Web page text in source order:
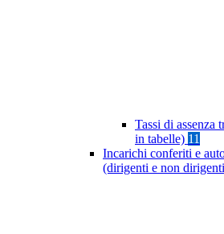
Tassi di assenza
in tabelle) 11
Incarichi conferiti e
(dirigenti e non